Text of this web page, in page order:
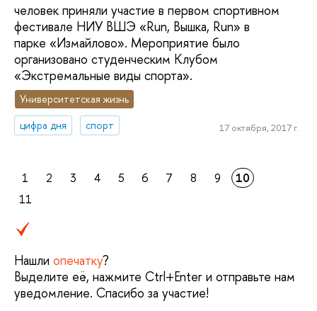
человек приняли участие в первом спортивном
фестивале НИУ ВШЭ «Run, Вышка, Run» в
парке «Измайлово». Мероприятие было
организовано студенческим Клубом
«Экстремальные виды спорта».
Университетская жизнь
цифра дня
спорт 17 октября, 2017 г.
1 2 3 4 5 6 7 8 9
10
11
Нашли опечатку?
Выделите её, нажмите Ctrl+Enter и отправьте нам
уведомление. Спасибо за участие!